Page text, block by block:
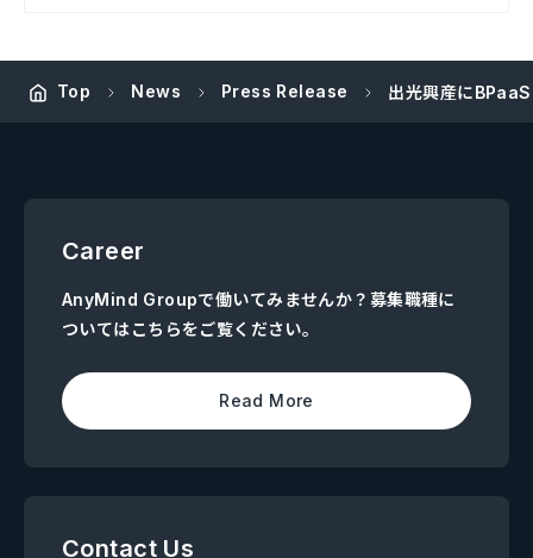
Top News Press Release 出光興産に
Career
AnyMind Groupで働いてみませんか？募集職種に
ついてはこちらをご覧ください。
Read More
Contact Us